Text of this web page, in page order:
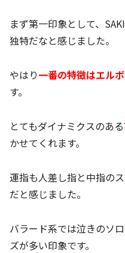
まず第一印象として、
独特だなと感じました。
やはり一番の特徴はエル
す。
とてもダイナミクスのある
かせてくれます。
運指も人差し指と中指の
だと感じました。
バラード系では泣きのソ
ズが多い印象です。